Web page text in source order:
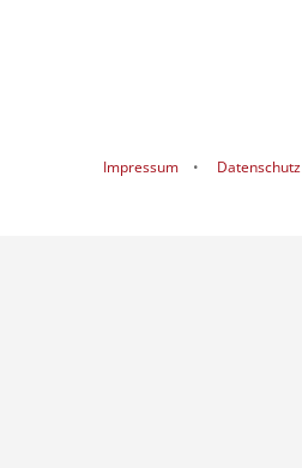
Impressum • Datenschutz